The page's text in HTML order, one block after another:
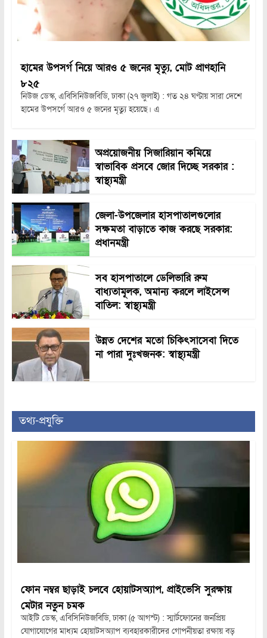
হামের উপসর্গ নিয়ে আরও ৫ জনের মৃত্যু, মোট প্রাণহানি
৮২৫
নিউজ ডেস্ক, এবিসিনিউজবিডি, ঢাকা (২৭ জুলাই) : গত ২৪ ঘণ্টায় সারা দেশে
হামের উপসর্গে আরও ৫ জনের মৃত্যু হয়েছে। এ
অপ্রয়োজনীয় সিজারিয়ান কমিয়ে
স্বাভাবিক প্রসবে জোর দিচ্ছে সরকার :
স্বাস্থ্যমন্ত্রী
জেলা-উপজেলার হাসপাতালগুলোর
সক্ষমতা বাড়াতে কাজ করছে সরকার:
প্রধানমন্ত্রী
সব হাসপাতালে ডেলিভারি রুম
বাধ্যতামূলক, অমান্য করলে লাইসেন্স
বাতিল: স্বাস্থ্যমন্ত্রী
উন্নত দেশের মতো চিকিৎসাসেবা দিতে
না পারা দুঃখজনক: স্বাস্থ্যমন্ত্রী
তথ্য-প্রযুক্তি
ফোন নম্বর ছাড়াই চলবে হোয়াটসঅ্যাপ, প্রাইভেসি সুরক্ষায়
মেটার নতুন চমক
আইটি ডেস্ক, এবিসিনিউজবিডি, ঢাকা (৫ আগস্ট) : স্মার্টফোনের জনপ্রিয়
যোগাযোগের মাধ্যম হোয়াটসঅ্যাপ ব্যবহারকারীদের গোপনীয়তা রক্ষায় বড়